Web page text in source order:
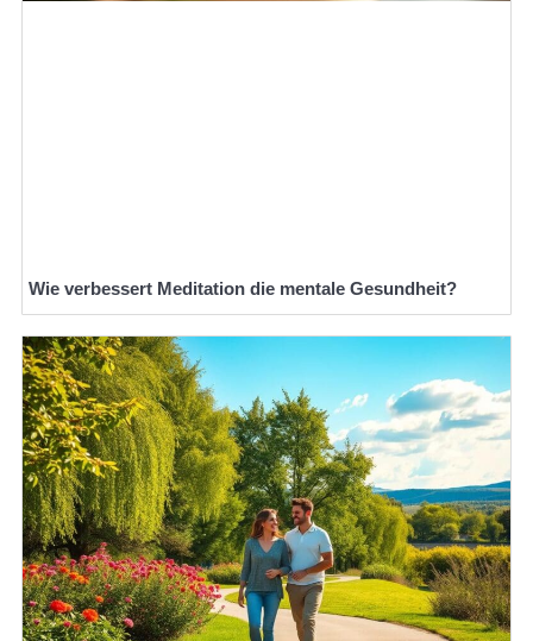
Wie verbessert Meditation die mentale Gesundheit?